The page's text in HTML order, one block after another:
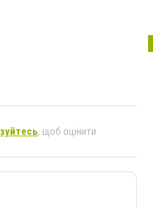
, щоб оцінити